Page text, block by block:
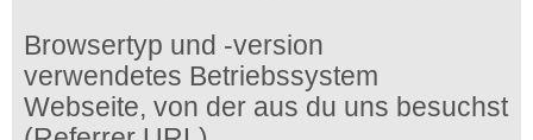
Browsertyp und -version
verwendetes Betriebssystem
Webseite, von der aus du uns besuchst